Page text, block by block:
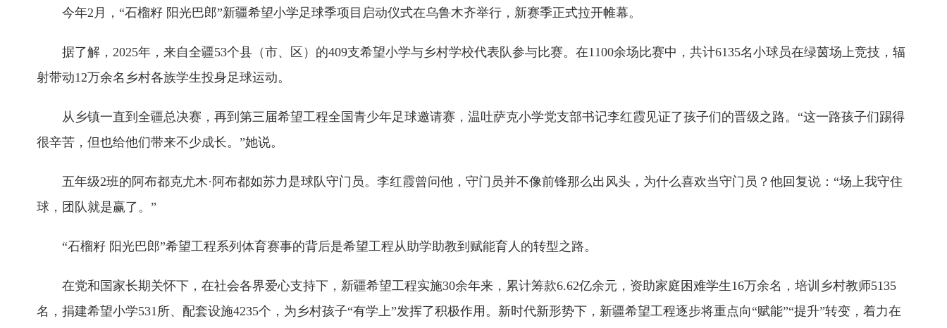
今年2月，“石榴籽 阳光巴郎”新疆希望小学足球季项目启动仪式在乌鲁木齐举行，新赛季正式拉开帷幕。
据了解，2025年，来自全疆53个县（市、区）的409支希望小学与乡村学校代表队参与比赛。在1100余场比赛中，共计6135名小球员在绿茵场上竞技，辐
射带动12万余名乡村各族学生投身足球运动。
从乡镇一直到全疆总决赛，再到第三届希望工程全国青少年足球邀请赛，温吐萨克小学党支部书记李红霞见证了孩子们的晋级之路。“这一路孩子们踢得
很辛苦，但也给他们带来不少成长。”她说。
五年级2班的阿布都克尤木·阿布都如苏力是球队守门员。李红霞曾问他，守门员并不像前锋那么出风头，为什么喜欢当守门员？他回复说：“场上我守住
球，团队就是赢了。”
“石榴籽 阳光巴郎”希望工程系列体育赛事的背后是希望工程从助学助教到赋能育人的转型之路。
在党和国家长期关怀下，在社会各界爱心支持下，新疆希望工程实施30余年来，累计筹款6.62亿余元，资助家庭困难学生16万余名，培训乡村教师5135
名，捐建希望小学531所、配套设施4235个，为乡村孩子“有学上”发挥了积极作用。新时代新形势下，新疆希望工程逐步将重点向“赋能”“提升”转变，着力在